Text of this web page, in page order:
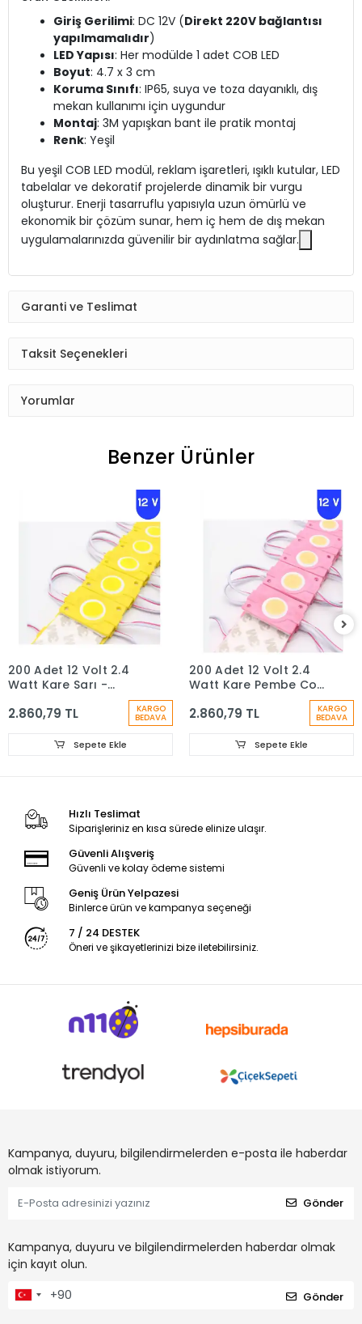
Giriş Gerilimi: DC 12V (Direkt 220V bağlantısı
yapılmamalıdır)
LED Yapısı: Her modülde 1 adet COB LED
Boyut: 4.7 x 3 cm
Koruma Sınıfı: IP65, suya ve toza dayanıklı, dış
mekan kullanımı için uygundur
Montaj: 3M yapışkan bant ile pratik montaj
Renk: Yeşil
Bu yeşil COB LED modül, reklam işaretleri, ışıklı kutular, LED
tabelalar ve dekoratif projelerde dinamik bir vurgu
oluşturur. Enerji tasarruflu yapısıyla uzun ömürlü ve
ekonomik bir çözüm sunar, hem iç hem de dış mekan
uygulamalarınızda güvenilir bir aydınlatma sağlar.
Garanti ve Teslimat
Taksit Seçenekleri
Yorumlar
Benzer Ürünler
200 Adet 12 Volt 2.4
Watt Kare Sarı -
Amber Cob Led Modül
IP65 1 Paket
2.860,79 TL KARGO
BEDAVA
Sepete Ekle
200 Adet 12 Volt 2.4
Watt Kare Pembe Cob
Led Modül IP65 1 Paket
2.860,79 TL KARGO
BEDAVA
Sepete Ekle
Hızlı Teslimat
Siparişleriniz en kısa sürede elinize ulaşır.
Güvenli Alışveriş
Güvenli ve kolay ödeme sistemi
Geniş Ürün Yelpazesi
Binlerce ürün ve kampanya seçeneği
7 / 24 DESTEK
Öneri ve şikayetlerinizi bize iletebilirsiniz.
Kampanya, duyuru, bilgilendirmelerden e-posta ile haberdar
olmak istiyorum.
Gönder
Kampanya, duyuru ve bilgilendirmelerden haberdar olmak
için kayıt olun.
Gönder